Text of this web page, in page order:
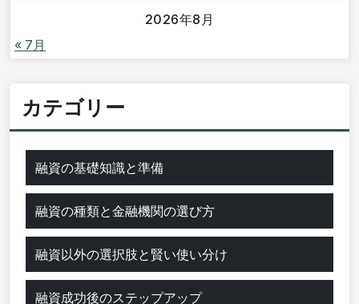
2026年8月
« 7月
カテゴリー
融資の基礎知識と準備
融資の種類と金融機関の選び方
融資以外の選択肢と賢い使い分け
融資成功後のステップアップ